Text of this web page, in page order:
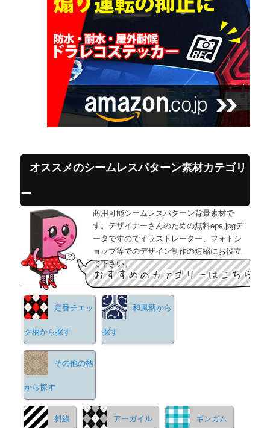
オススメのシームレスパターン素材カテゴリ
ー
商用可能シームレスパターン背景素材で
す。デザイナーさんのための無料eps,jpgデ
ータですのでイラストレーター、フォトシ
ョップ等でのデザイン制作の短縮にお役立
て下さい。
定番チエッ
ク柄から探す
和風柄から
探す
その他の柄
から探す
斜線 アーガイル ギンガム